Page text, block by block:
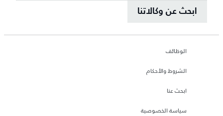
ابحث عن وكالاتنا
الوظائف
الشروط والأحكام
ابحث عنا
سياسة الخصوصية